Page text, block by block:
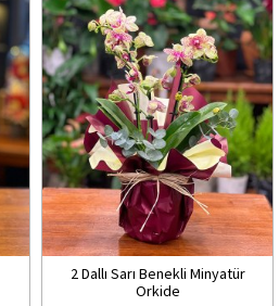
2 Dallı Sarı Benekli Minyatür
Orkide